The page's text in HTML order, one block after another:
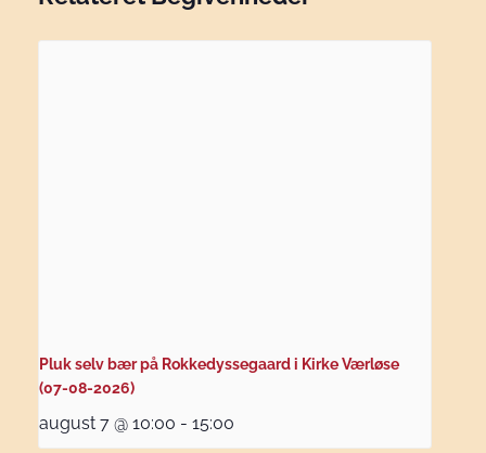
Pluk selv bær på Rokkedyssegaard i Kirke Værløse
(07-08-2026)
august 7 @ 10:00 - 15:00